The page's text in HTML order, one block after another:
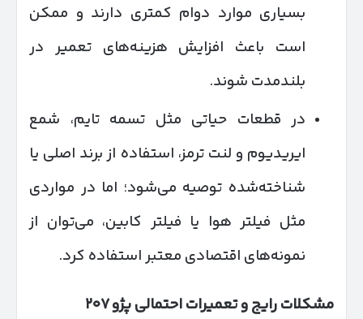
بسیاری موارد دوام کمتری دارند و ممکن
است باعث افزایش هزینه‌های تعمیر در
بلندمدت شوند.
در قطعات حیاتی مثل تسمه تایم، شمع
ایریدیوم و لنت ترمز، استفاده از برند اصلی یا
شناخته‌شده توصیه می‌شود؛ اما در مواردی
مثل فیلتر هوا یا فیلتر کابین، می‌توان از
نمونه‌های اقتصادی معتبر استفاده کرد.
مشکلات رایج و تعمیرات احتمالی پژو۲۰۷